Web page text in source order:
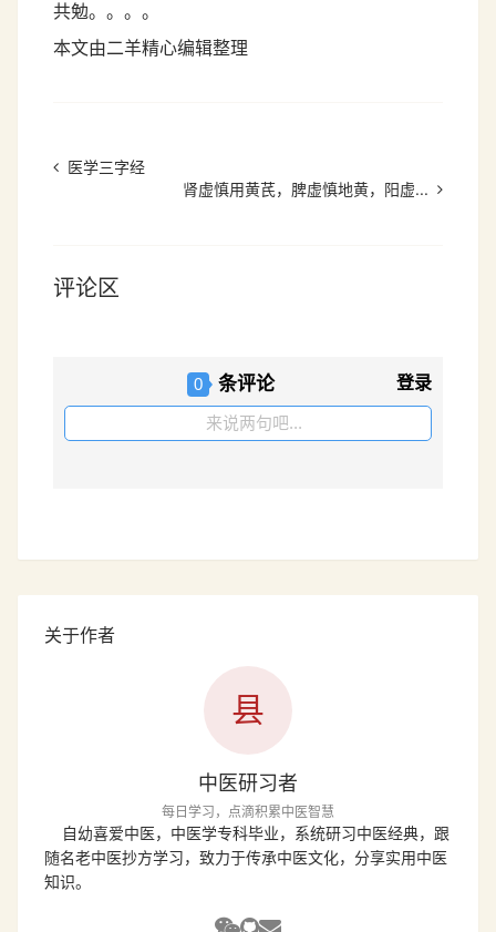
共勉。。。。
本文由二羊精心编辑整理
医学三字经
肾虚慎用黄芪，脾虚慎地黄，阳虚...
评论区
0 条评论 登录
来说两句吧...
关于作者
县
中医研习者
每日学习，点滴积累中医智慧
自幼喜爱中医，中医学专科毕业，系统研习中医经典，跟
随名老中医抄方学习，致力于传承中医文化，分享实用中医
知识。